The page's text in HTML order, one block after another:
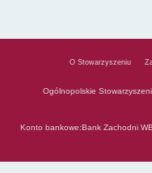
O Stowarzyszeniu
Ogólnopolskie
Konto bankowe:Bank Zachodni